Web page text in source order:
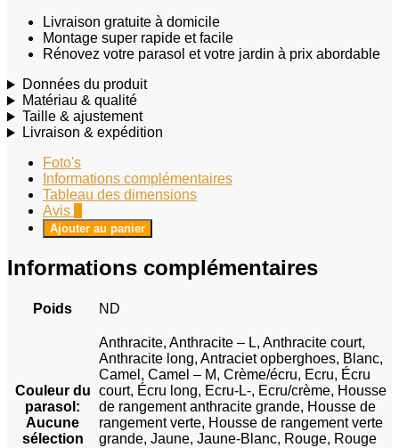
Livraison gratuite à domicile
Montage super rapide et facile
Rénovez votre parasol et votre jardin à prix abordable
Données du produit
Matériau & qualité
Taille & ajustement
Livraison & expédition
Foto's
Informations complémentaires
Tableau des dimensions
Avis 8
Ajouter au panier
Informations complémentaires
Poids ND
Couleur du
parasol :
Aucune
sélection
Anthracite, Anthracite – L, Anthracite court,
Anthracite long, Antraciet opberghoes, Blanc,
Camel, Camel – M, Crème/écru, Ecru, Écru
court, Écru long, Ecru-L-, Ecru/crème, Housse
de rangement anthracite grande, Housse de
rangement verte, Housse de rangement verte
grande, Jaune, Jaune-Blanc, Rouge, Rouge